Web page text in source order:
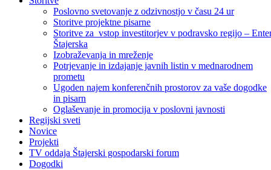
Poslovno svetovanje z odzivnostjo v času 24 ur
Storitve projektne pisarne
Storitve za vstop investitorjev v podravsko regijo –
Štajerska
Izobraževanja in mreženje
Potrjevanje in izdajanje javnih listin v mednarodnem
prometu
Ugoden najem konferenčnih prostorov za vaše dogodke
in pisarn
Oglaševanje in promocija v poslovni javnosti
Regijski sveti
Novice
Projekti
TV oddaja Štajerski gospodarski forum
Dogodki